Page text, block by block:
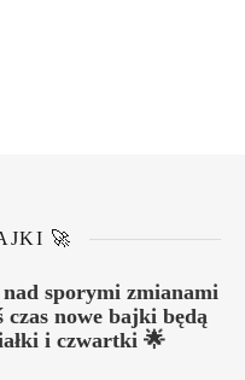
🚀
sporymi zmianami
nowe bajki będą
i czwartki 🌟